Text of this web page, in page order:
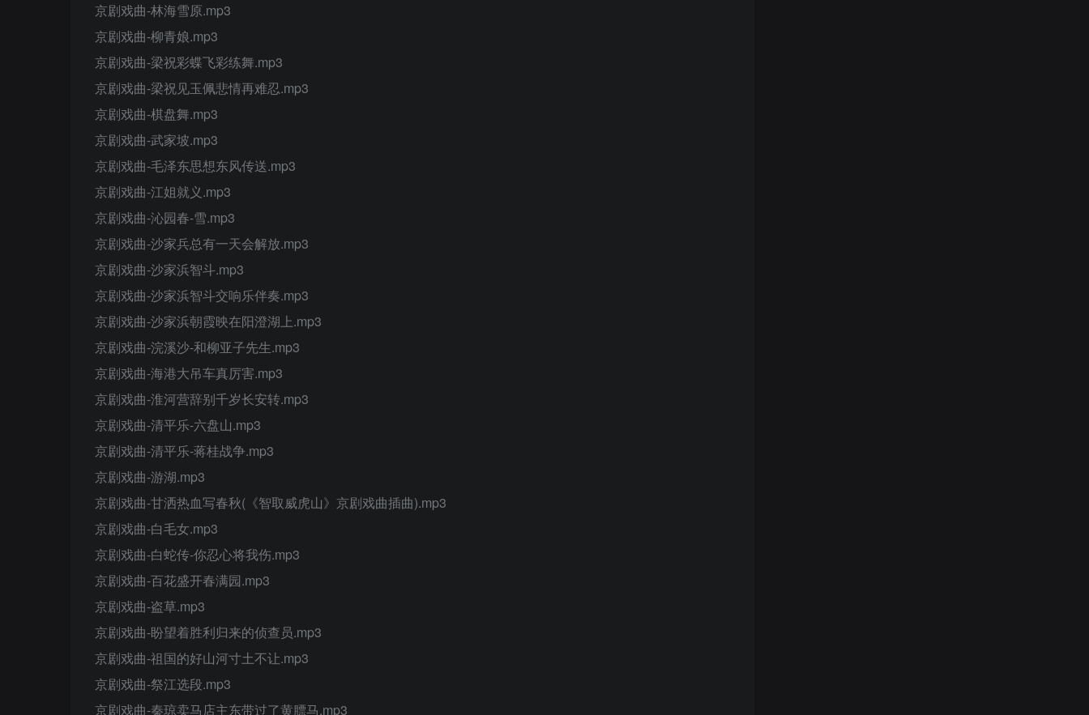
京剧戏曲-林海雪原.mp3
京剧戏曲-柳青娘.mp3
京剧戏曲-梁祝彩蝶飞彩练舞.mp3
京剧戏曲-梁祝见玉佩悲情再难忍.mp3
京剧戏曲-棋盘舞.mp3
京剧戏曲-武家坡.mp3
京剧戏曲-毛泽东思想东风传送.mp3
京剧戏曲-江姐就义.mp3
京剧戏曲-沁园春-雪.mp3
京剧戏曲-沙家兵总有一天会解放.mp3
京剧戏曲-沙家浜智斗.mp3
京剧戏曲-沙家浜智斗交响乐伴奏.mp3
京剧戏曲-沙家浜朝霞映在阳澄湖上.mp3
京剧戏曲-浣溪沙-和柳亚子先生.mp3
京剧戏曲-海港大吊车真厉害.mp3
京剧戏曲-淮河营辞别千岁长安转.mp3
京剧戏曲-清平乐-六盘山.mp3
京剧戏曲-清平乐-蒋桂战争.mp3
京剧戏曲-游湖.mp3
京剧戏曲-甘洒热血写春秋(《智取威虎山》京剧戏曲插曲).mp3
京剧戏曲-白毛女.mp3
京剧戏曲-白蛇传-你忍心将我伤.mp3
京剧戏曲-百花盛开春满园.mp3
京剧戏曲-盗草.mp3
京剧戏曲-盼望着胜利归来的侦查员.mp3
京剧戏曲-祖国的好山河寸土不让.mp3
京剧戏曲-祭江选段.mp3
京剧戏曲-秦琼卖马店主东带过了黄膘马.mp3